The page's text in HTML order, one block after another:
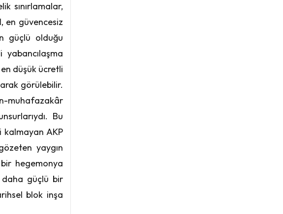
sınırlamalar,
en güvencesiz
güçlü olduğu
düşük ücretli
görülebilir.
muhafazakâr
Bu
AKP
yaygın
hegemonya
daha güçlü bir
blok inşa